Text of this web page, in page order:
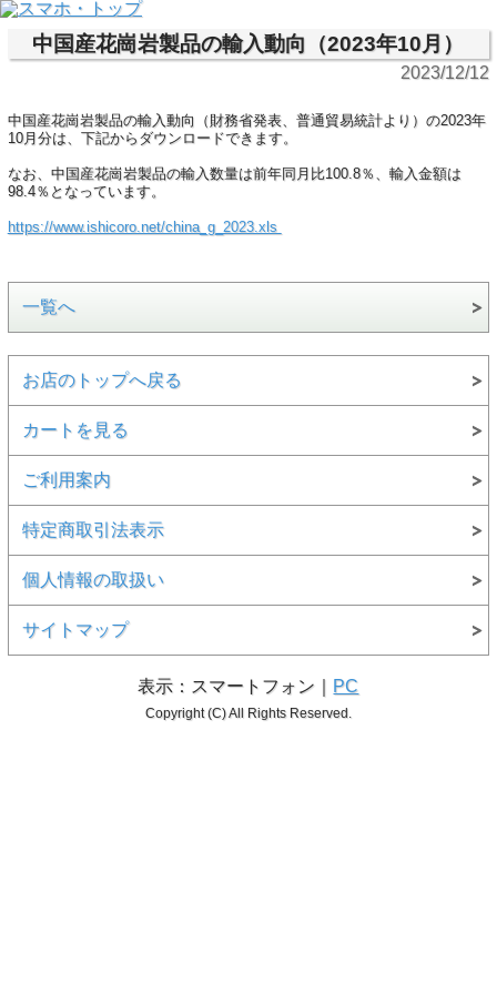
中国産花崗岩製品の輸入動向（2023年10月）
2023/12/12
中国産花崗岩製品の輸入動向（財務省発表、普通貿易統計より）の2023年
10月分は、下記からダウンロードできます。
なお、中国産花崗岩製品の輸入数量は前年同月比100.8％、輸入金額は
98.4％となっています。
https://www.ishicoro.net/china_g_2023.xls
一覧へ
お店のトップへ戻る
カートを見る
ご利用案内
特定商取引法表示
個人情報の取扱い
サイトマップ
表示：スマートフォン｜ PC
Copyright (C) All Rights Reserved.